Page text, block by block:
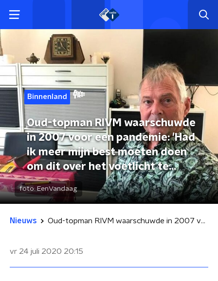
Binnenland
Oud-topman RIVM waarschuwde
in 2007 voor een pandemie: 'Had
ik meer mijn best moeten doen
om dit over het voetlicht te
krijgen?
foto: EenVandaag
Nieuws Oud-topman RIVM waarschuwde in 2007 voor een pandemie: 'Had ik meer mijn best moeten doen om dit over het voetlicht te krijgen?
vr 24 juli 2020 20:15